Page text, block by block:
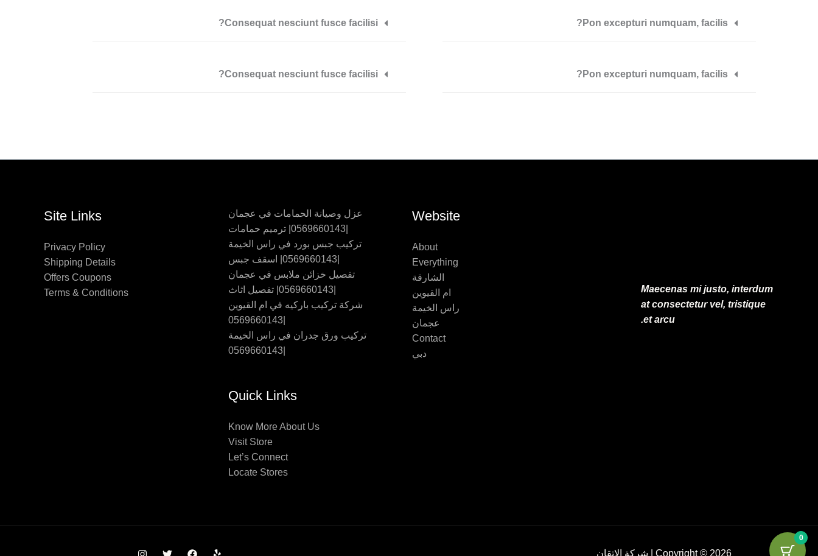
Pon excepturi numquam, facilis?
Pon excepturi numquam, facilis?
Consequat nesciunt fusce facilisi?
Consequat nesciunt fusce facilisi?
Maecenas mi justo, interdum
at consectetur vel, tristique
et arcu.
Website
About
Everything
الشارقة
ام القيوين
راس الخيمة
عجمان
Contact
دبي
عزل وصيانة الحمامات في عجمان
|0569660143| ترميم حمامات
تركيب جبس بورد في راس الخيمة
|0569660143| اسقف جبس
تفصيل خزائن ملابس في عجمان
|0569660143| تفصيل اثاث
شركة تركيب باركيه في ام القيوين
|0569660143
تركيب ورق جدران في راس الخيمة
|0569660143
Quick Links
Know More About Us
Visit Store
Let’s Connect
Locate Stores
Site Links
Privacy Policy
Shipping Details
Offers Coupons
Terms & Conditions
Copyright © 2026 | شركة الإتقان
0